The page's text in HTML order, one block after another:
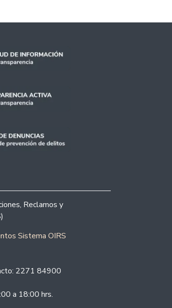
Reclamos y
Sistema OIRS
2271 84900
a 18:00 hrs.